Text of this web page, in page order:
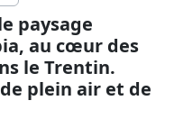
paysage
au cœur des
le Trentin.
plein air et de